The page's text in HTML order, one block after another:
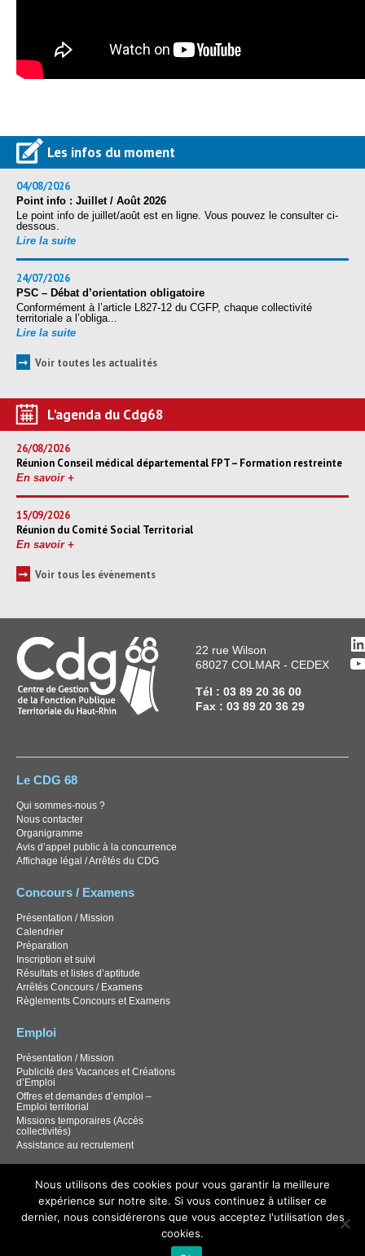
Les infos du moment
04/08/2026
Point info : Juillet / Août 2026
Le point info de juillet/août est en ligne. Vous pouvez le consulter ci-
dessous.
Lire la suite
24/07/2026
PSC – Débat d’orientation obligatoire
Conformément à l’article L827-12 du CGFP, chaque collectivité
territoriale a l’obliga...
Lire la suite
➞ Voir toutes les actualités
L'agenda du Cdg68
26/08/2026
Réunion Conseil médical départemental FPT – Formation restreinte
En savoir +
15/09/2026
Réunion du Comité Social Territorial
En savoir +
➞ Voir tous les évènements
22 rue Wilson
68027 COLMAR - CEDEX
Tél : 03 89 20 36 00
Fax : 03 89 20 36 29
Le CDG 68
Qui sommes-nous ?
Nous contacter
Organigramme
Avis d’appel public à la concurrence
Affichage légal / Arrêtés du CDG
Concours / Examens
Présentation / Mission
Calendrier
Préparation
Inscription et suivi
Résultats et listes d’aptitude
Arrêtés Concours / Examens
Règlements Concours et Examens
Emploi
Présentation / Mission
Publicité des Vacances et Créations
d’Emploi
Offres et demandes d’emploi –
Emploi territorial
Missions temporaires (Accès
collectivités)
Assistance au recrutement
Documentation Carrières / RH
Documentation santé et sécurité
Nous utilisons des cookies pour vous garantir la meilleure
expérience sur notre site. Si vous continuez à utiliser ce
dernier, nous considérerons que vous acceptez l'utilisation des
cookies.